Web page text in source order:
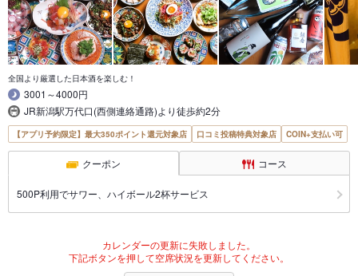
全国より厳選した日本酒を楽しむ！
3001～4000円
JR新潟駅万代口(西側連絡通路)より徒歩約2分
【アプリ予約限定】最大350ポイント還元対象店 口コミ投稿特典対象店 COIN+支払い可
クーポン コース
500P利用でサワー、ハイボール2杯サービス
カレンダーの更新に失敗しました。
下記ボタンを押して空席状況を更新してください。